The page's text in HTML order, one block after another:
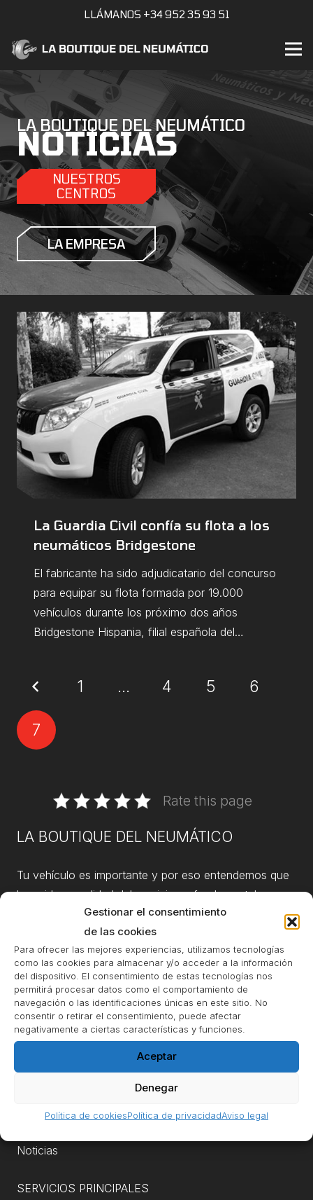
Gestionar el consentimiento
de las cookies
Para ofrecer las mejores experiencias, utilizamos tecnologías
como las cookies para almacenar y/o acceder a la información
del dispositivo. El consentimiento de estas tecnologías nos
permitirá procesar datos como el comportamiento de
navegación o las identificaciones únicas en este sitio. No
consentir o retirar el consentimiento, puede afectar
negativamente a ciertas características y funciones.
Aceptar
Denegar
Política de cookiesPolítica de privacidadAviso legal
LLÁMANOS +34 952 35 93 51
LA BOUTIQUE DEL NEUMÁTICO
NOTICIAS
NUESTROS
CENTROS
LA EMPRESA
La Guardia Civil confía su flota a los
neumáticos Bridgestone
El fabricante ha sido adjudicatario del concurso
para equipar su flota formada por 19.000
vehículos durante los próximo dos años
Bridgestone Hispania, filial española del…
1 … 4 5 6
7
Rate this page
LA BOUTIQUE DEL NEUMÁTICO
Tu vehículo es importante y por eso entendemos que
la rapidez y calidad del servicio es fundamental.
Atención al cliente
+34 952 35 93 51
MENÚ
Pedir cita
Noticias
SERVICIOS PRINCIPALES